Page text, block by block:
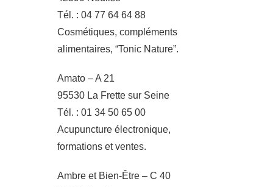
Tél. : 04 77 64 64 88
Cosmétiques, compléments
alimentaires, “Tonic Nature”.
Amato – A 21
95530 La Frette sur Seine
Tél. : 01 34 50 65 00
Acupuncture électronique,
formations et ventes.
Ambre et Bien-Être – C 40